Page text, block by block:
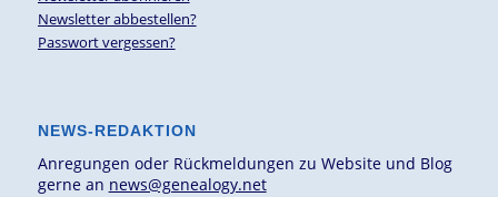
Newsletter abbestellen?
Passwort vergessen?
NEWS-REDAKTION
Anregungen oder Rückmeldungen zu Website und Blog
gerne an news@genealogy.net